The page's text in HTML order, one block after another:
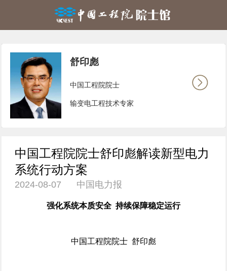
舒印彪
中国工程院院士
输变电工程技术专家
中国工程院院士舒印彪解读新型电力
系统行动方案
2024-08-07 中国电力报
强化系统本质安全 持续保障稳定运行
中国工程院院士 舒印彪